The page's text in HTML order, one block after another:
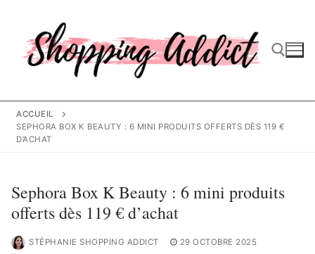
contenu
ACCUEIL
SEPHORA BOX K BEAUTY : 6 MINI PRODUITS OFFERTS DÈS 119 €
D’ACHAT
Sephora Box K Beauty : 6 mini produits
offerts dès 119 € d’achat
STÉPHANIE SHOPPING ADDICT 29 OCTOBRE 2025